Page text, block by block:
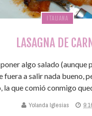
ITALIANA
LASAGNA DE
algo salado (aunque
fuera a salir nada bueno,
la que comió conmigo
Yolanda Iglesias